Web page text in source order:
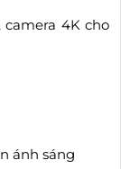
4K cho
ánh sáng